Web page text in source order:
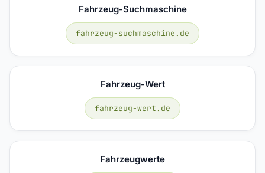
Fahrzeug-Suchmaschine
fahrzeug-suchmaschine.de
Fahrzeug-Wert
fahrzeug-wert.de
Fahrzeugwerte